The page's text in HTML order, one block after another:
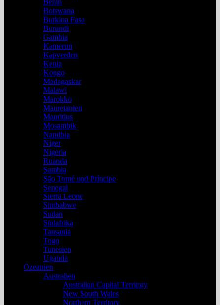
Benin
Botswana
Burkina Faso
Burundi
Gambia
Kamerun
Kapverden
Kenia
Kongo
Madagaskar
Malawi
Marokko
Mauretanien
Mauritius
Mosambik
Namibia
Niger
Nigeria
Ruanda
Sambia
São Tomé und Príncipe
Senegal
Sierra Leone
Simbabwe
Sudan
Südafrika
Tansania
Togo
Tunesien
Uganda
Ozeanien
Australien
Australian Capital Territory
New South Wales
Northern Territory